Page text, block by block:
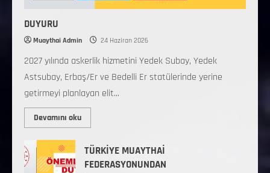
DUYURU
Muaythai Admin 24 Haziran 2026
2027 yılında askerlik hizmetini Yedek Subay, Yedek
Astsubay, Erbaş/Er ve Bedelli Er statülerinde yerine
getirmeyi planlayan elit...
Devamını oku
TÜRKİYE MUAYTHAİ
FEDERASYONUNDAN